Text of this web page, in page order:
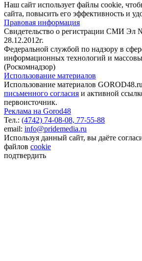
Наш сайт использует файлы cookie,
сайта, повысить его эффективность и
Правовая информация
Свидетельство о регистрации СМИ
28.12.2012г.
Федеральной службой по надзору в
информационных технологий и
(Роскомнадзор)
Использование материалов
Использование материалов
письменного согласия и активной
первоисточник.
Реклама на Gorod48
Тел.: (4742) 74-08-08, 77-55-88
email: info@pridemedia.ru
Используя данный сайт, вы даёте
файлов cookie
подтвердить